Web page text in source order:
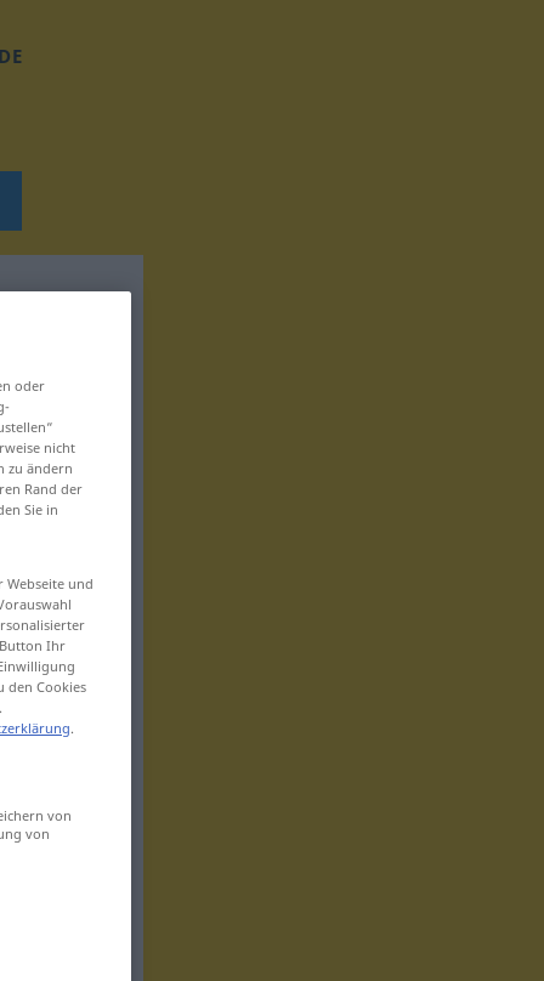
DE
oder
nicht
zu ändern
Rand der
Sie in
und
Ihr
den Cookies
.
von
von